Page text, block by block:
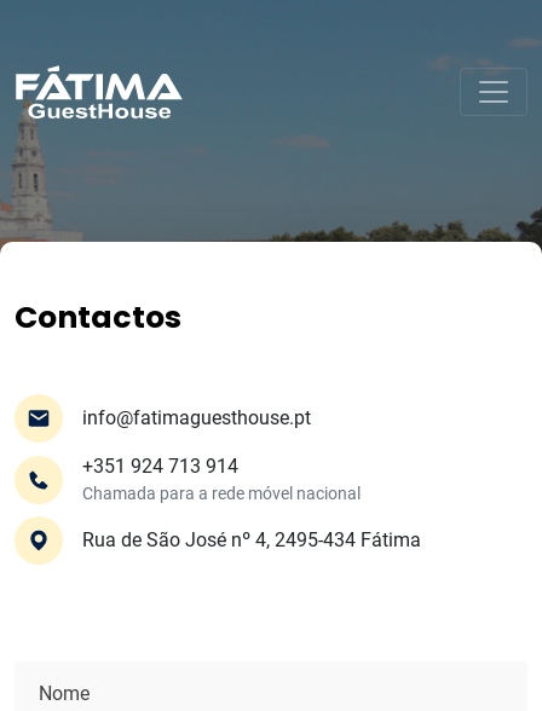
Contactos
info@fatimaguesthouse.pt
+351 924 713 914
Chamada para a rede móvel nacional
Rua de São José nº 4, 2495-434 Fátima